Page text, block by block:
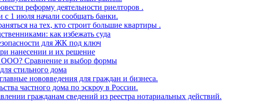
реформу деятельности риелторов .
1 июля начали сообщать банки.
на тех, кто строит большие квартиры .
как избежать суда
для ЖК под ключ
нанесении и их решение
Сравнение и выбор формы
стильного дома
нововведения для граждан и бизнеса.
частного дома по эскроу в России.
гражданам сведений из реестра нотариальных действий.